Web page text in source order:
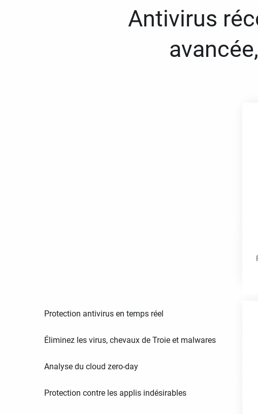
Antivirus
Protection antivirus en temps réel
Éliminez les virus, chevaux de Troie et malwares
Analyse du cloud zero-day
Protection contre les applis indésirables